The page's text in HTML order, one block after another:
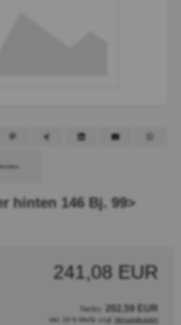
hinten 146 Bj. 99>
241,08 EUR
Netto: 202,59 EUR
inkl. 19 % MwSt. zzgl. Versandkosten